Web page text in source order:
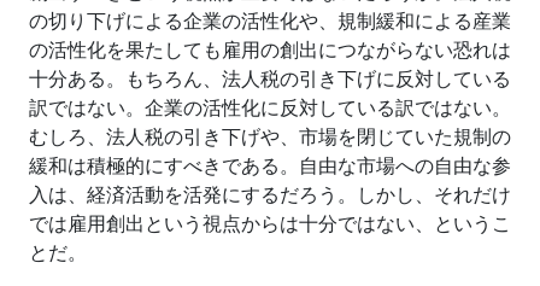
の切り下げによる企業の活性化や、規制緩和による産業
の活性化を果たしても雇用の創出につながらない恐れは
十分ある。もちろん、法人税の引き下げに反対している
訳ではない。企業の活性化に反対している訳ではない。
むしろ、法人税の引き下げや、市場を閉じていた規制の
緩和は積極的にすべきである。自由な市場への自由な参
入は、経済活動を活発にするだろう。しかし、それだけ
では雇用創出という視点からは十分ではない、というこ
とだ。